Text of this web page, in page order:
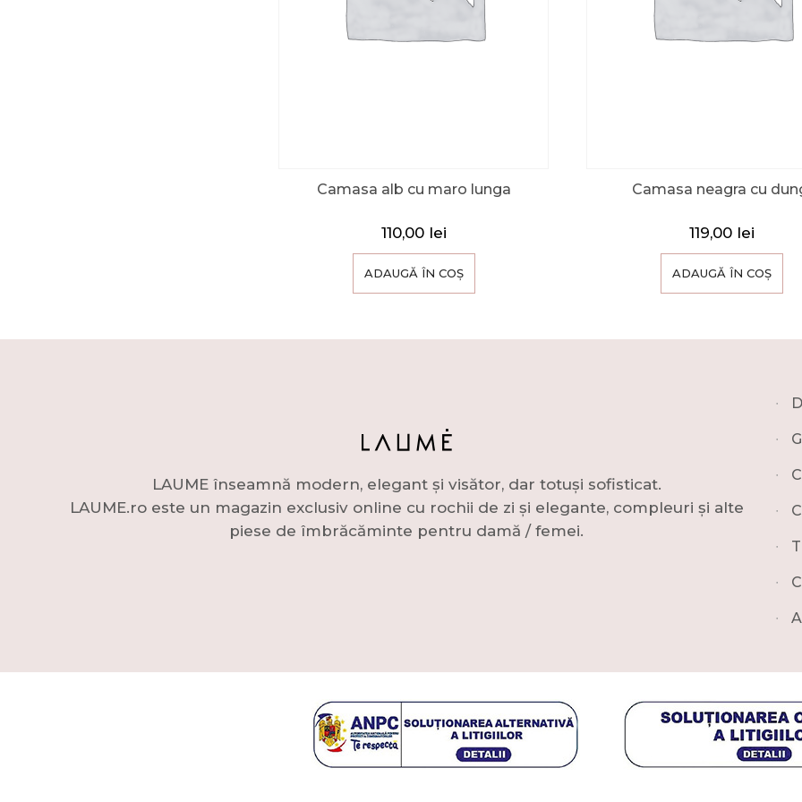
Camasa alb cu maro lunga
110,00 lei
ADAUGĂ ÎN COȘ
Camasa neagra cu
119,00 lei
ADAUGĂ ÎN COȘ
LAUME înseamnă modern, elegant și visător, dar totuși sofisticat.
LAUME.ro este un magazin exclusiv online cu rochii de zi și elegante, compleuri și alte
piese de îmbrăcăminte pentru damă / femei.
∙
∙
∙
∙
∙
∙
∙